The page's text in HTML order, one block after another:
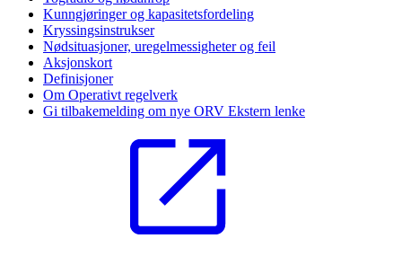
Kunngjøringer og kapasitetsfordeling
Kryssingsinstrukser
Nødsituasjoner, uregelmessigheter og feil
Aksjonskort
Definisjoner
Om Operativt regelverk
Gi tilbakemelding om nye ORV Ekstern lenke